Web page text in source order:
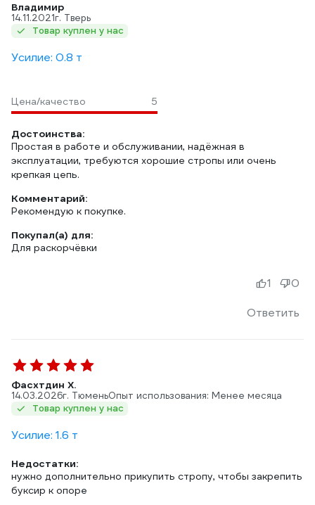
Владимир
14.11.2021г. Тверь
Товар куплен у нас
Усилие: 0.8 т
Цена/качество 5
Достоинства:
Простая в работе и обслуживании, надёжная в
эксплуатации, требуются хорошие стропы или очень
крепкая цепь.
Комментарий:
Рекомендую к покупке.
Покупал(а) для:
Для раскорчёвки
Ответить
1 0
Фасхтдин Х.
14.03.2026г. ТюменьОпыт использования: Менее месяца
Товар куплен у нас
Усилие: 1.6 т
Недостатки:
нужно дополнительно прикупить стропу, чтобы закрепить
буксир к опоре